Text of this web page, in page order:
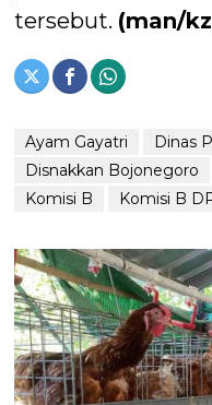
tersebut. (man/
Ayam Gayatri
Dinas
Disnakkan Bojonegoro
Komisi B
Komisi B